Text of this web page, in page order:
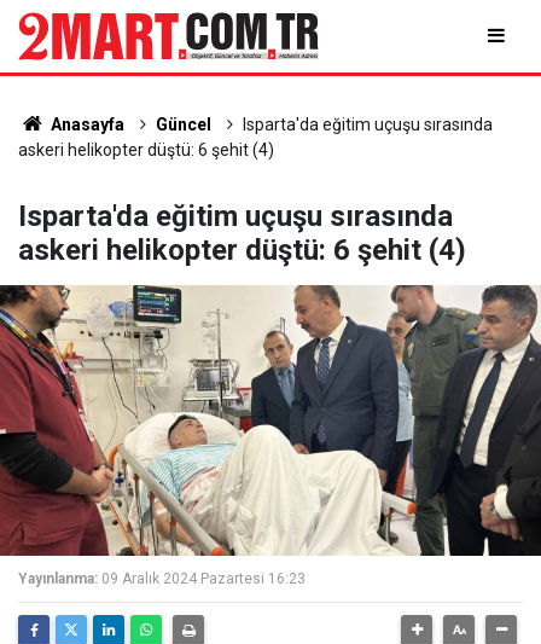
Anasayfa Güncel
Isparta'da eğitim uçuşu sırasında
askeri helikopter düştü: 6 şehit (4)
Isparta'da eğitim uçuşu sırasında
askeri helikopter düştü: 6 şehit (4)
Yayınlanma: 09 Aralık 2024 Pazartesi 16:23